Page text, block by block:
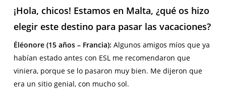
¡Hola, chicos! Estamos en Malta, ¿qué os hizo
elegir este destino para pasar las vacaciones?
Éléonore (15 años – Francia): Algunos amigos míos que ya
habían estado antes con ESL me recomendaron que
viniera, porque se lo pasaron muy bien. Me dijeron que
era un sitio genial, con mucho sol.